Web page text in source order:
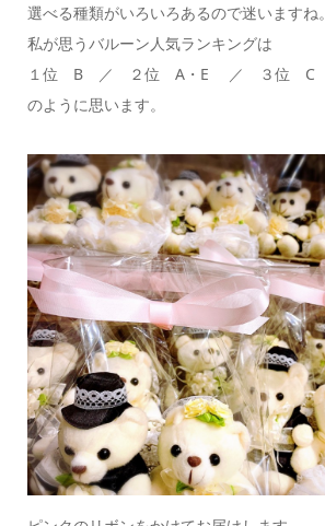
選べる種類がいろいろあるので迷いますね。
私が思うバルーン人気ランキングは
１位 B ／ ２位 A・E ／ ３位 C
のように思います。